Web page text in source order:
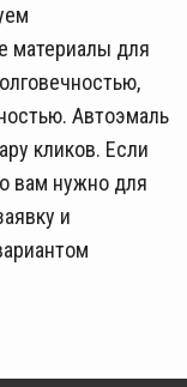
материалы для
Автоэмаль
кликов. Если
вам нужно для
и